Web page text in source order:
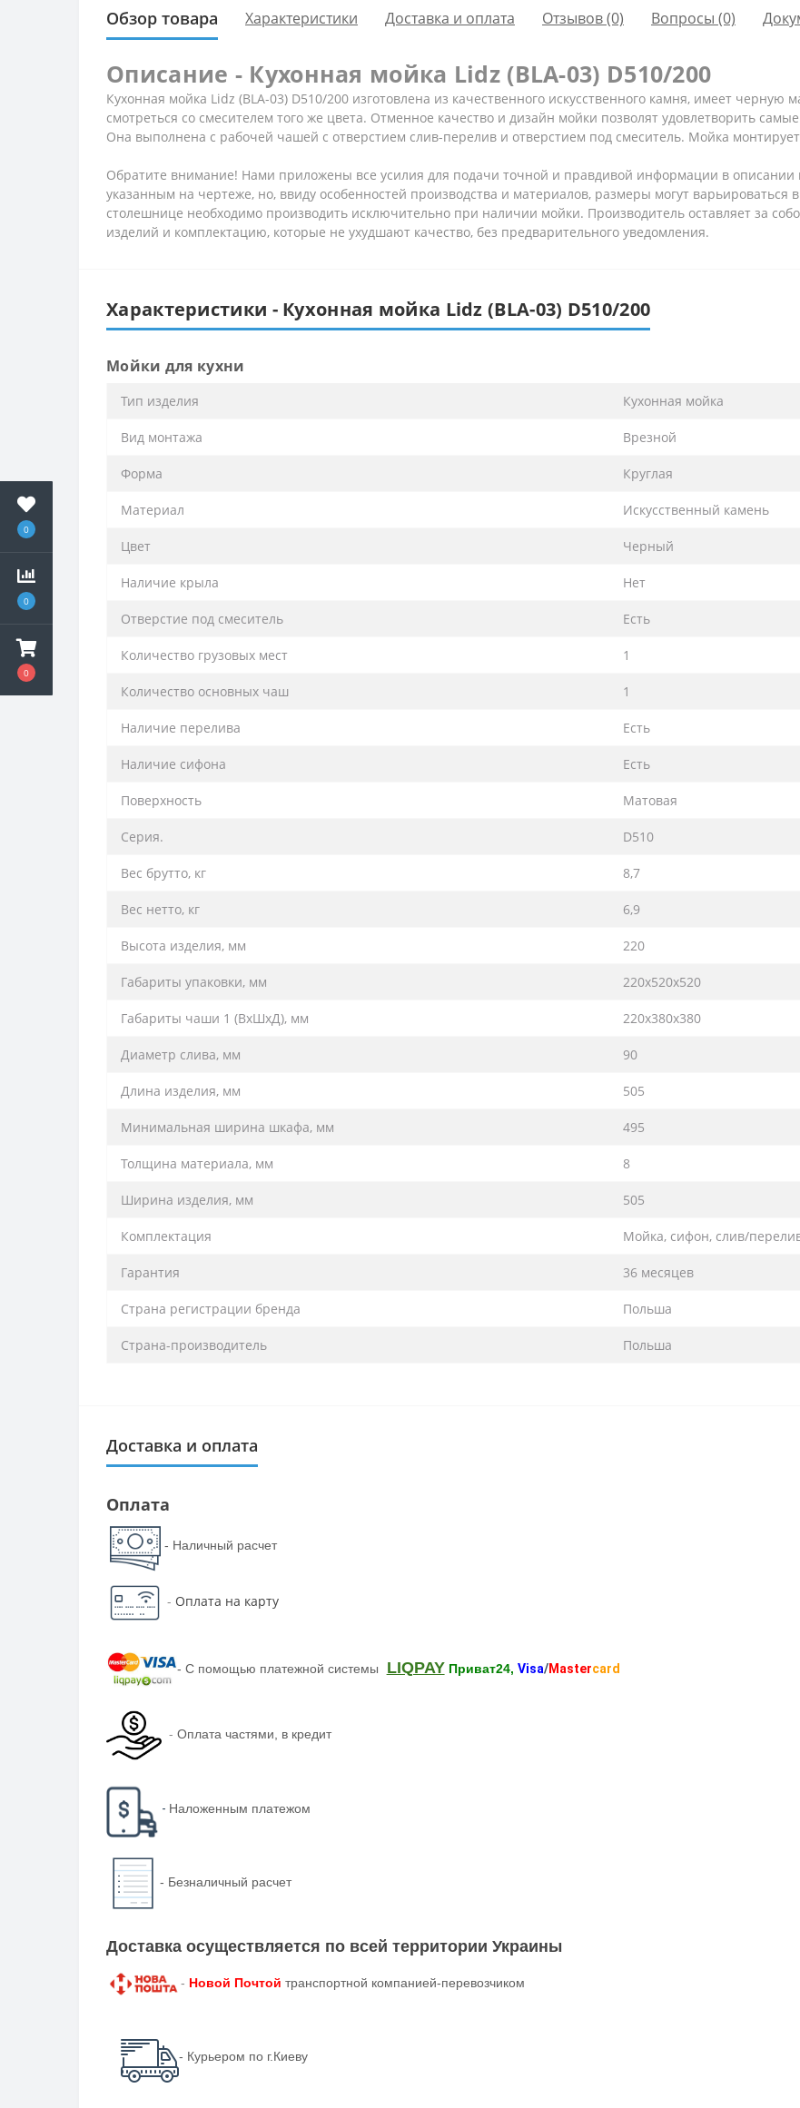
0
0
0
Обзор товара Характеристики Доставка и оплата Отзывов (0) Вопросы (0)
Описание - Кухонная мойка Lidz (BLA-03) D510/200
Кухонная мойка Lidz (BLA-03) D510/200 изготовлена из качественного искусственного камня, имеет черную
смотреться со смесителем того же цвета. Отменное качество и дизайн мойки позволят удовлетворить
Она выполнена с рабочей чашей с отверстием слив-перелив и отверстием под смеситель. Мойка
Обратите внимание! Нами приложены все усилия для подачи точной и правдивой информации в описании
указанным на чертеже, но, ввиду особенностей производства и материалов, размеры могут варьироваться
столешнице необходимо производить исключительно при наличии мойки. Производитель оставляет за
изделий и комплектацию, которые не ухудшают качество, без предварительного уведомления.
Характеристики - Кухонная мойка Lidz (BLA-03) D510/200
Мойки для кухни
Тип изделия Кухонная мойка
Вид монтажа Врезной
Форма Круглая
Материал Искусственный камень
Цвет Черный
Наличие крыла Нет
Отверстие под смеситель Есть
Количество грузовых мест 1
Количество основных чаш 1
Наличие перелива Есть
Наличие сифона Есть
Поверхность Матовая
Серия. D510
Вес брутто, кг 8,7
Вес нетто, кг 6,9
Высота изделия, мм 220
Габариты упаковки, мм 220х520х520
Габариты чаши 1 (ВхШхД), мм 220х380х380
Диаметр слива, мм 90
Длина изделия, мм 505
Минимальная ширина шкафа, мм 495
Толщина материала, мм 8
Ширина изделия, мм 505
Комплектация Мойка, сифон, слив/
Гарантия 36 месяцев
Страна регистрации бренда Польша
Страна-производитель Польша
Доставка и оплата
Оплата
- Наличный расчет
- Оплата на карту
- С помощью платежной системы LIQPAY Приват24, Visa/Mastercard
- Оплата частями, в кредит
- Наложенным платежом
- Безналичный расчет
Доставка осуществляется по всей территории Украины
- Новой Почтой транспортной компанией-перевозчиком
- Курьером по г.Киеву